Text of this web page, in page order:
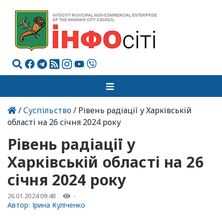
/Суспільство/ Рівень радіації у Харківській
області на 26 січня 2024 року
Рівень радіації у
Харківській області на 26
січня 2024 року
26.01.2024 09:48 -
Автор: Ірина Куліченко